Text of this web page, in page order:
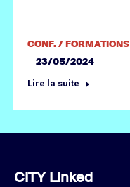
CONF. / FORMATIONS
23/05/2024
Lire la suite
CITY Linked